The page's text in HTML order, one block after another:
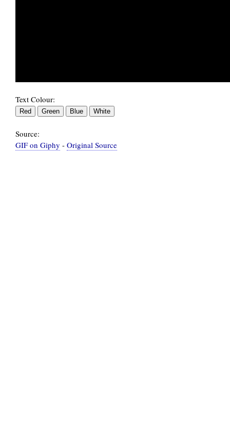
Text Colour:
Source:
GIF on Giphy - Original Source